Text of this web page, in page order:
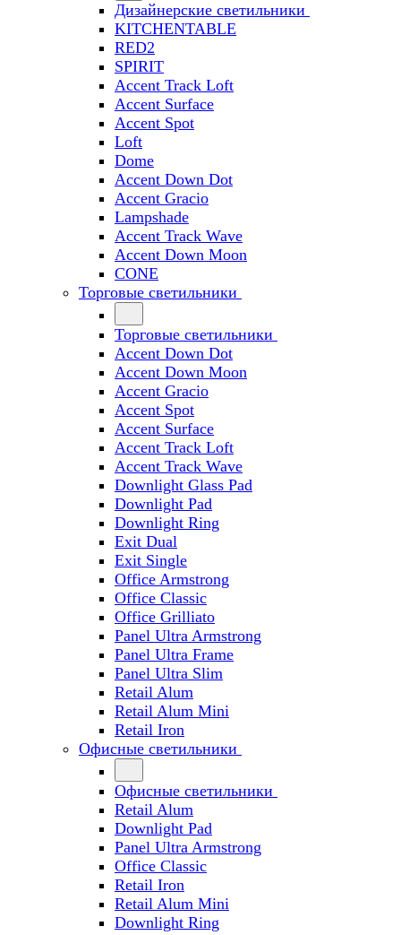
Дизайнерские светильники
KITCHENTABLE
RED2
SPIRIT
Accent Track Loft
Accent Surface
Accent Spot
Loft
Dome
Accent Down Dot
Accent Gracio
Lampshade
Accent Track Wave
Accent Down Moon
CONE
Торговые светильники
Торговые светильники
Accent Down Dot
Accent Down Moon
Accent Gracio
Accent Spot
Accent Surface
Accent Track Loft
Accent Track Wave
Downlight Glass Pad
Downlight Pad
Downlight Ring
Exit Dual
Exit Single
Office Armstrong
Office Classic
Office Grilliato
Panel Ultra Armstrong
Panel Ultra Frame
Panel Ultra Slim
Retail Alum
Retail Alum Mini
Retail Iron
Офисные светильники
Офисные светильники
Retail Alum
Downlight Pad
Panel Ultra Armstrong
Office Classic
Retail Iron
Retail Alum Mini
Downlight Ring